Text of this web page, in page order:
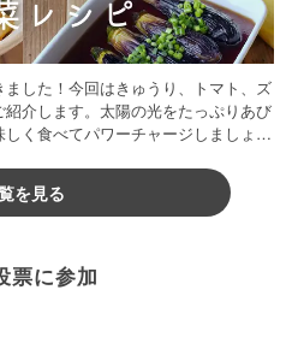
した！今回はきゅうり、トマト、ズ
介します。太陽の光をたっぷりあび
く食べてパワーチャージしましょう
を見る
票に参加